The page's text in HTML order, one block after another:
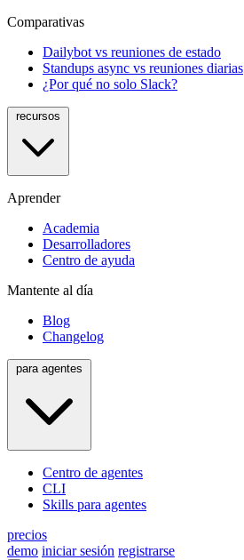
Comparativas
Dailybot vs reuniones de estado
Standups async vs reuniones diarias
¿Por qué no solo Slack?
Aprender
Academia
Desarrolladores
Centro de ayuda
Mantente al día
Blog
Changelog
Centro de agentes
CLI
Skills para agentes
precios
demo iniciar sesión registrarse